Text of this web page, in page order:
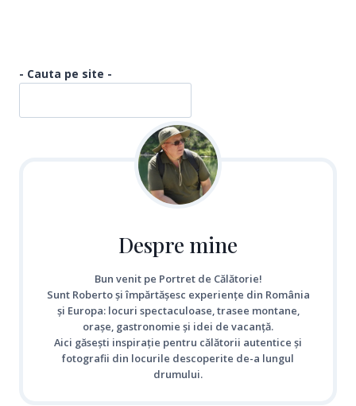
- Cauta pe site -
Despre mine
Bun venit pe Portret de Călătorie!
Sunt Roberto și împărtășesc experiențe din România
și Europa: locuri spectaculoase, trasee montane,
orașe, gastronomie și idei de vacanță.
Aici găsești inspirație pentru călătorii autentice și
fotografii din locurile descoperite de-a lungul
drumului.